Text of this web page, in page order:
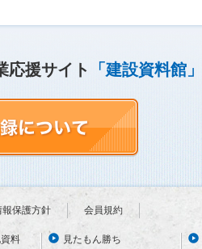
応援サイト 「建設資料館」
報保護方針 会員規約
料 見たもん勝ち